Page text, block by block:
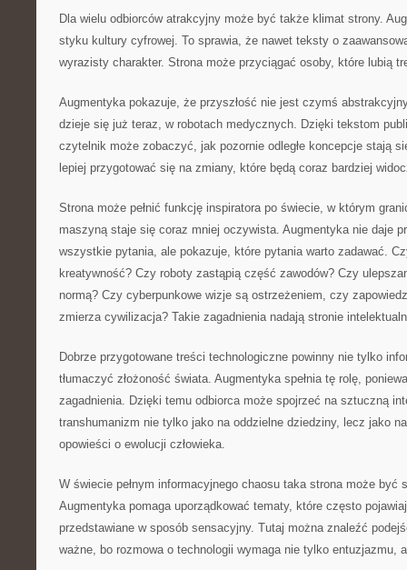
Dla wielu odbiorców atrakcyjny może być także klimat strony.
styku kultury cyfrowej. To sprawia, że nawet teksty o
wyrazisty charakter. Strona może przyciągać osoby, które lubią
Augmentyka pokazuje, że przyszłość nie jest czymś
dzieje się już teraz, w robotach medycznych. Dzięki tekstom
czytelnik może zobaczyć, jak pozornie odległe koncepcje stają
lepiej przygotować się na zmiany, które będą coraz bardziej
Strona może pełnić funkcję inspiratora po świecie, w którym
maszyną staje się coraz mniej oczywista. Augmentyka nie daje
wszystkie pytania, ale pokazuje, które pytania warto zadawać.
kreatywność? Czy roboty zastąpią część zawodów? Czy
normą? Czy cyberpunkowe wizje są ostrzeżeniem, czy
zmierza cywilizacja? Takie zagadnienia nadają stronie
Dobrze przygotowane treści technologiczne powinny nie tylko
tłumaczyć złożoność świata. Augmentyka spełnia tę rolę,
zagadnienia. Dzięki temu odbiorca może spojrzeć na sztuczną
transhumanizm nie tylko jako na oddzielne dziedziny, lecz jako
opowieści o ewolucji człowieka.
W świecie pełnym informacyjnego chaosu taka strona może być
Augmentyka pomaga uporządkować tematy, które często
przedstawiane w sposób sensacyjny. Tutaj można znaleźć
ważne, bo rozmowa o technologii wymaga nie tylko entuzjazmu,